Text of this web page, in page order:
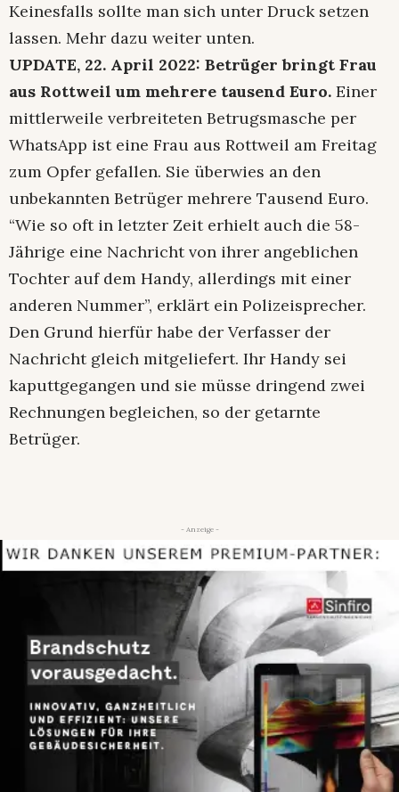
Keinesfalls sollte man sich unter Druck setzen
lassen. Mehr dazu weiter unten.
UPDATE, 22. April 2022: Betrüger bringt Frau
aus Rottweil um mehrere tausend Euro. Einer
mittlerweile verbreiteten Betrugsmasche per
WhatsApp ist eine Frau aus Rottweil am Freitag
zum Opfer gefallen. Sie überwies an den
unbekannten Betrüger mehrere Tausend Euro.
“Wie so oft in letzter Zeit erhielt auch die 58-
Jährige eine Nachricht von ihrer angeblichen
Tochter auf dem Handy, allerdings mit einer
anderen Nummer”, erklärt ein Polizeisprecher.
Den Grund hierfür habe der Verfasser der
Nachricht gleich mitgeliefert. Ihr Handy sei
kaputtgegangen und sie müsse dringend zwei
Rechnungen begleichen, so der getarnte
Betrüger.
- Anzeige -